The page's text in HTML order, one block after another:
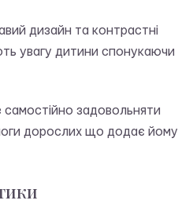
дизайн та контрастні
увагу дитини спонукаючи
задовольняти
дорослих що додає йому